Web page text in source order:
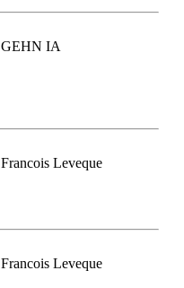
GEHN IA
Francois Leveque
Francois Leveque